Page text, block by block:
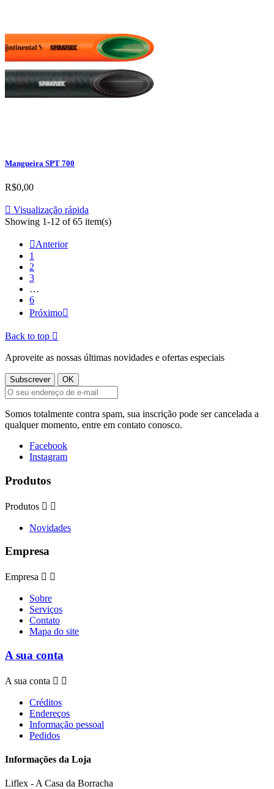
Mangueira SPT 700
R$0,00
 Visualização rápida
Showing 1-12 of 65 item(s)
Anterior
1
2
3
…
6
Próximo
Back to top 
Aproveite as nossas últimas novidades e ofertas especiais
Somos totalmente contra spam, sua inscrição pode ser cancelada a
qualquer momento, entre em contato conosco.
Facebook
Instagram
Produtos
Produtos  
Novidades
Empresa
Empresa  
Sobre
Serviços
Contato
Mapa do site
A sua conta
A sua conta  
Créditos
Endereços
Informação pessoal
Pedidos
Informações da Loja
Liflex - A Casa da Borracha